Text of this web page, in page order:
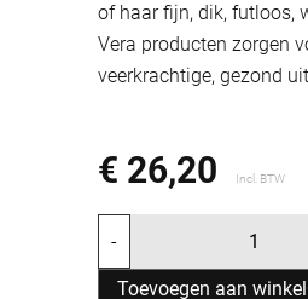
of haar fijn, dik, futloos,
Vera producten zorgen
veerkrachtige, gezond
€ 26,20 Incl. BTW
-
Toevoegen aan